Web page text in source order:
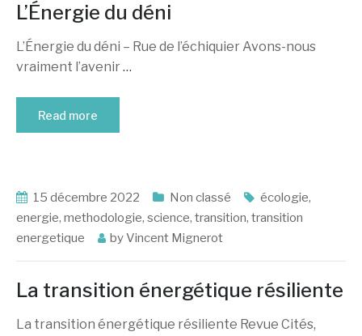
L’Énergie du déni
L’Énergie du déni – Rue de l’échiquier Avons-nous
vraiment l’avenir…
Read more
15 décembre 2022 Non classé écologie,
energie, methodologie, science, transition, transition
energetique
byVincent Mignerot
La transition énergétique résiliente
La transition énergétique résiliente Revue Cités,